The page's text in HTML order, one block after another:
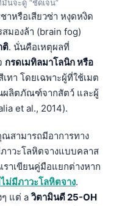
นจะดู “ชัดเจน”
าหรือเสียวซ่า หงุดหงิด
มองล้า (brain fog)
ติ. นั่นคือเหตุผลที่
กรดเมทิลมาโลนิก หรือ
ทา โดยเฉพาะผู้ที่ใช้เมต
ผลิตภัณฑ์จากสัตว์ และผู้
et al., 2014).
สามารถมีอาการทาง
าวะโลหิตจางแบบคลาส
าเขียนคู่มือแยกต่างหาก
ม่มีภาวะโลหิตจาง.
ๆ แต่ aวิตามินดี 25-OH